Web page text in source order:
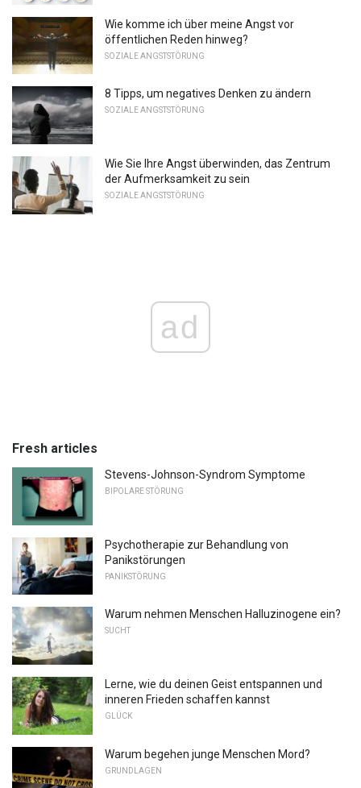
Wie komme ich über meine Angst vor
öffentlichen Reden hinweg?
SOZIALE ANGSTSTÖRUNG
8 Tipps, um negatives Denken zu ändern
SOZIALE ANGSTSTÖRUNG
Wie Sie Ihre Angst überwinden, das Zentrum
der Aufmerksamkeit zu sein
SOZIALE ANGSTSTÖRUNG
ad
Fresh articles
Stevens-Johnson-Syndrom Symptome
BIPOLARE STÖRUNG
Psychotherapie zur Behandlung von
Panikstörungen
PANIKSTÖRUNG
Warum nehmen Menschen Halluzinogene ein?
SUCHT
Lerne, wie du deinen Geist entspannen und
inneren Frieden schaffen kannst
GLÜCK
Warum begehen junge Menschen Mord?
GRUNDLAGEN